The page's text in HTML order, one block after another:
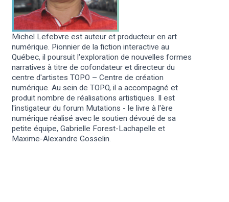
Michel Lefebvre est auteur et producteur en art
numérique. Pionnier de la fiction interactive au
Québec, il poursuit l'exploration de nouvelles formes
narratives à titre de cofondateur et directeur du
centre d'artistes TOPO – Centre de création
numérique. Au sein de TOPO, il a accompagné et
produit nombre de réalisations artistiques. Il est
l'instigateur du forum Mutations - le livre à l'ère
numérique réalisé avec le soutien dévoué de sa
petite équipe, Gabrielle Forest-Lachapelle et
Maxime-Alexandre Gosselin.